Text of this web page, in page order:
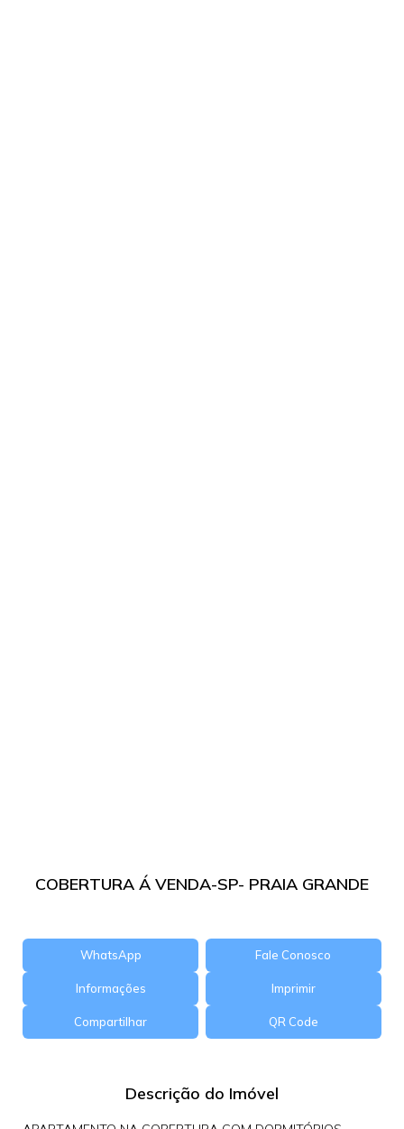
COBERTURA Á VENDA-SP- PRAIA GRANDE
WhatsApp Fale Conosco
Informações Imprimir
Compartilhar QR Code
Descrição do Imóvel